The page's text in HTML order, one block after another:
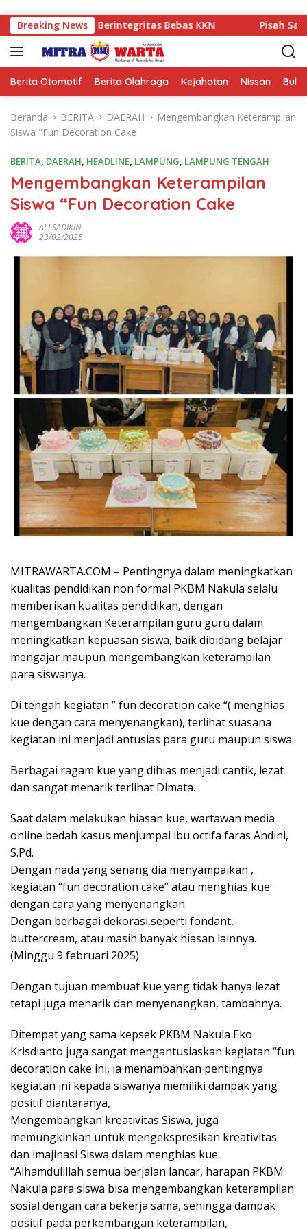
Breaking News
Sekolah Berintegritas Bebas KKN Pisah Sambut
Berita Otomotif Berita Olahraga Kejahatan Nissan
Beranda BERITA DAERAH
Mengembangkan Keterampilan
Siswa "Fun Decoration Cake
BERITA, DAERAH, HEADLINE, LAMPUNG, LAMPUNG TENGAH
Mengembangkan Keterampilan
Siswa “Fun Decoration Cake
ALI SADIKIN
23/02/2025
MITRAWARTA.COM – Pentingnya dalam meningkatkan
kualitas pendidikan non formal PKBM Nakula selalu
memberikan kualitas pendidikan, dengan
mengembangkan Keterampilan guru guru dalam
meningkatkan kepuasan siswa, baik dibidang belajar
mengajar maupun mengembangkan keterampilan
para siswanya.
Di tengah kegiatan ” fun decoration cake “( menghias
kue dengan cara menyenangkan), terlihat suasana
kegiatan ini menjadi antusias para guru maupun siswa.
Berbagai ragam kue yang dihias menjadi cantik, lezat
dan sangat menarik terlihat Dimata.
Saat dalam melakukan hiasan kue, wartawan media
online bedah kasus menjumpai ibu octifa faras Andini,
S.Pd.
Dengan nada yang senang dia menyampaikan ,
kegiatan “fun decoration cake” atau menghias kue
dengan cara yang menyenangkan.
Dengan berbagai dekorasi,seperti fondant,
buttercream, atau masih banyak hiasan lainnya.
(Minggu 9 februari 2025)
Dengan tujuan membuat kue yang tidak hanya lezat
tetapi juga menarik dan menyenangkan, tambahnya.
Ditempat yang sama kepsek PKBM Nakula Eko
Krisdianto juga sangat mengantusiaskan kegiatan “fun
decoration cake ini, ia menambahkan pentingnya
kegiatan ini kepada siswanya memiliki dampak yang
positif diantaranya,
Mengembangkan kreativitas Siswa, juga
memungkinkan untuk mengekspresikan kreativitas
dan imajinasi Siswa dalam menghias kue.
“Alhamdulillah semua berjalan lancar, harapan PKBM
Nakula para siswa bisa mengembangkan keterampilan
sosial dengan cara bekerja sama, sehingga dampak
positif pada perkembangan keterampilan,